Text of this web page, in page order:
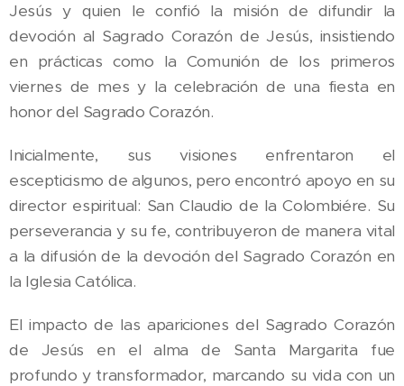
Jesús y quien le confió la misión de difundir la
devoción al Sagrado Corazón de Jesús, insistiendo
en prácticas como la Comunión de los primeros
viernes de mes y la celebración de una fiesta en
honor del Sagrado Corazón.
Inicialmente, sus visiones enfrentaron el
escepticismo de algunos, pero encontró apoyo en su
director espiritual: San Claudio de la Colombiére. Su
perseverancia y su fe, contribuyeron de manera vital
a la difusión de la devoción del Sagrado Corazón en
la Iglesia Católica.
El impacto de las apariciones del Sagrado Corazón
de Jesús en el alma de Santa Margarita fue
profundo y transformador, marcando su vida con un